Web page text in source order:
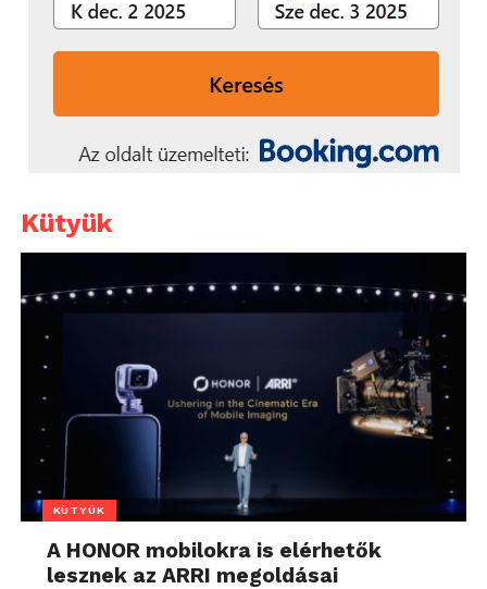
Kütyük
KÜTYÜK
A HONOR mobilokra is elérhetők
lesznek az ARRI megoldásai